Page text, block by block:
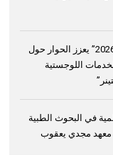
“منتدى الشارقة للاستثمار 2026” يعزز الحوار حول
اللوجستية
في البحوث الطبية
معهد مجدي يعقوب